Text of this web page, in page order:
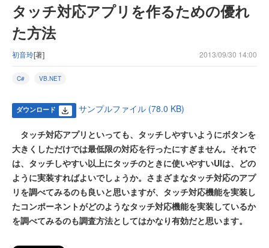
タッチ対応アプリを作るための優れ
た方法
初音玲[著] 2013/09/30 14:00
C# VB.NET
ダウンロード サンプルファイル (78.0 KB)
タッチ対応アプリといっても、タッチしやすいようにボタンを
大きくしただけでは最低限の対応を行ったにすぎません。それで
は、タッチしやすい以上にタッチのときに使いやすいUIは、どの
ように実装すればよいでしょうか。さまざまなタッチ対応のアプ
リを調べてみるのも良いと思いますが、タッチ対応機能を実装し
たコンポーネントがどのようなタッチ対応機能を実装しているか
を調べてみるのも調査方法としてはかなり有効だと思います。